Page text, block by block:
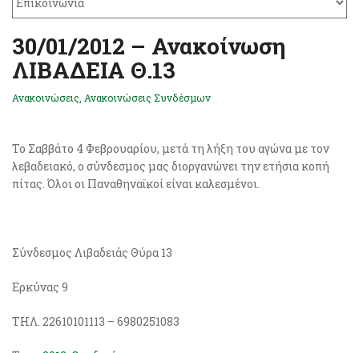
30/01/2012 – Ανακοίνωση
ΛΙΒΑΔΕΙΑ Θ.13
Ανακοινώσεις Ανακοινώσεις Συνδέσμων
Το Σαββάτο 4 Φεβρουαρίου, μετά τη λήξη του αγώνα με τον
λεβαδειακό, ο σύνδεσμος μας διοργανώνει την ετήσια κοπή
πίτας. Όλοι οι Παναθηναϊκοί είναι καλεσμένοι.
Σύνδεσμος Λιβαδειάς Θύρα 13
Ερκύνας 9
ΤΗΛ. 22610101113 – 6980251083